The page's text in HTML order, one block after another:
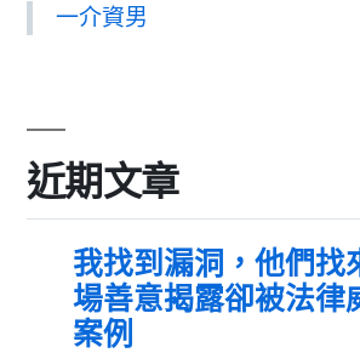
一介資男
近期文章
我找到漏洞，他們找
場善意揭露卻被法律
案例